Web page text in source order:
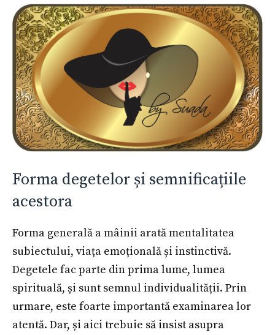
Forma degetelor și semnificațiile
acestora
Forma generală a mâinii arată mentalitatea
subiectului, viața emoțională și instinctivă.
Degetele fac parte din prima lume, lumea
spirituală, și sunt semnul individualității. Prin
urmare, este foarte importantă examinarea lor
atentă. Dar, și aici trebuie să insist asupra